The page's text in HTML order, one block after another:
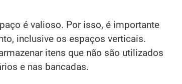
é valioso. Por isso, é importante
inclusive os espaços verticais.
itens que não são utilizados
e nas bancadas.